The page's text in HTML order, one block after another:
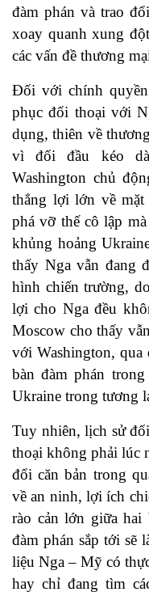
đàm phán và trao
xoay quanh xung
các vấn đề thương
Đối với chính
phục đối thoại với
dụng, thiên về
vì đối đầu kéo
Washington chủ
thắng lợi lớn về
phá vỡ thế cô lập
khủng hoảng
thấy Nga vẫn đang
hình chiến trường,
lợi cho Nga đều
Moscow cho thấy
với Washington, qua
bàn đàm phán
Ukraine trong tương
Tuy nhiên, lịch sử
thoại không phải lúc
đổi căn bản trong
về an ninh, lợi ích
rào cản lớn giữa hai
đàm phán sắp tới sẽ
liệu Nga – Mỹ có
hay chỉ đang tìm